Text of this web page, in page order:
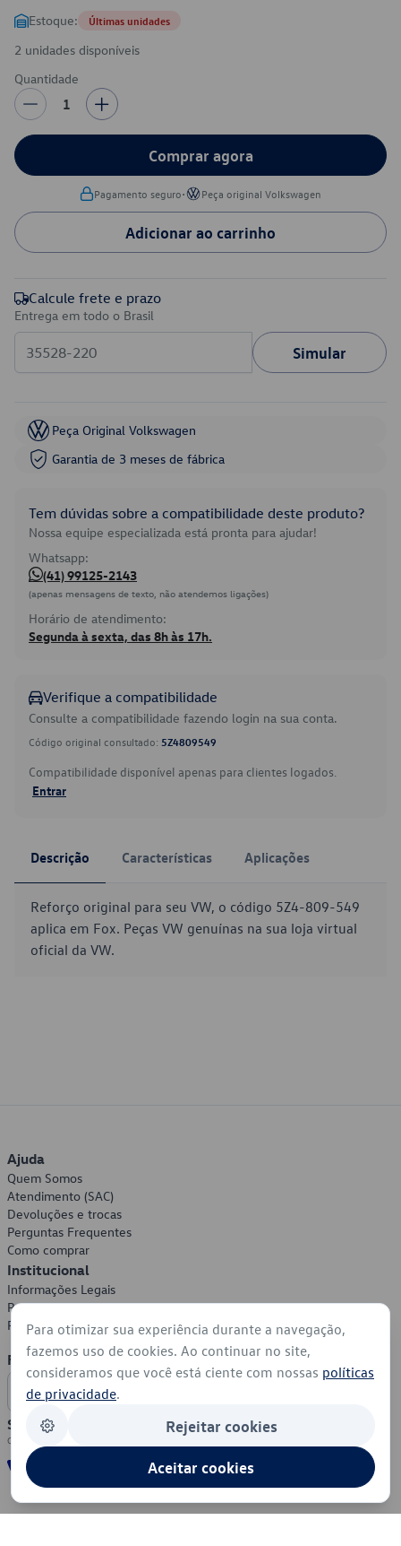
Estoque: Últimas unidades
2 unidades disponíveis
Quantidade
1
Comprar agora
Pagamento seguro• Peça original Volkswagen
Adicionar ao carrinho
Calcule frete e prazo
Entrega em todo o Brasil
Simular
Peça Original Volkswagen
Garantia de 3 meses de fábrica
Tem dúvidas sobre a compatibilidade deste produto?
Nossa equipe especializada está pronta para ajudar!
Whatsapp:
(41) 99125-2143
(apenas mensagens de texto, não atendemos ligações)
Horário de atendimento:
Segunda à sexta, das 8h às 17h.
Verifique a compatibilidade
Consulte a compatibilidade fazendo login na sua conta.
Código original consultado: 5Z4809549
Compatibilidade disponível apenas para clientes logados.
Entrar
Descrição Características Aplicações
Reforço original para seu VW, o código 5Z4-809-549
aplica em Fox. Peças VW genuínas na sua loja virtual
oficial da VW.
Ajuda
Quem Somos
Atendimento (SAC)
Devoluções e trocas
Perguntas Frequentes
Como comprar
Institucional
Informações Legais
Política de Privacidade
Política de Cookies
Formas de Pagamento
Segurança
Para otimizar sua experiência durante a navegação,
fazemos uso de cookies. Ao continuar no site,
consideramos que você está ciente com nossas políticas
de privacidade.
Rejeitar cookies
Aceitar cookies